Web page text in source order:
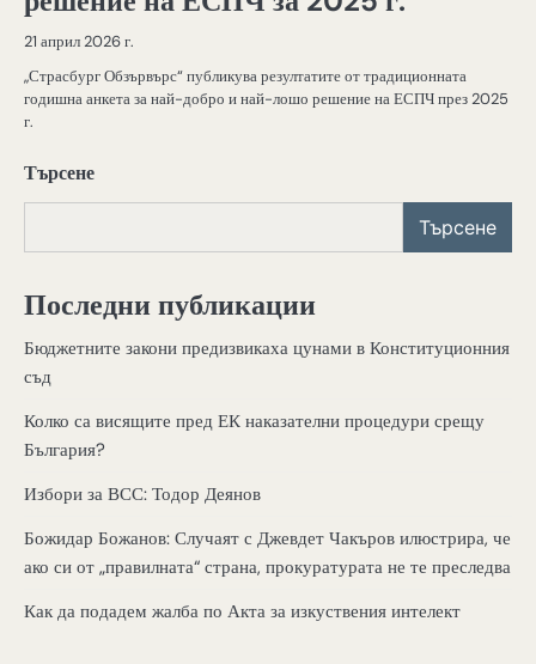
21 април 2026 г.
„Страсбург Обзървърс“ публикува резултатите от традиционната
годишна анкета за най-добро и най-лошо решение на ЕСПЧ през 2025
г.
Търсене
Търсене
Последни публикации
Бюджетните закони предизвикаха цунами в Конституционния
съд
Колко са висящите пред ЕК наказателни процедури срещу
България?
Избори за ВСС: Тодор Деянов
Божидар Божанов: Случаят с Джевдет Чакъров илюстрира, че
ако си от „правилната“ страна, прокуратурата не те преследва
Как да подадем жалба по Акта за изкуствения интелект